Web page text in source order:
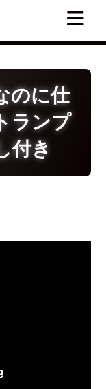
のに仕
ランプ
付き